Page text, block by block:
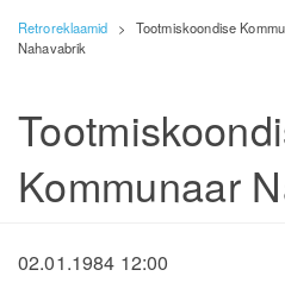
Retroreklaamid >
Tootmiskoondise
Nahavabrik
Kommunaar
02.01.1984 12:00